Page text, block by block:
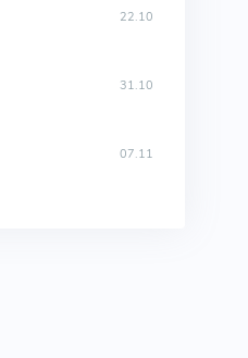
22.10
31.10
07.11